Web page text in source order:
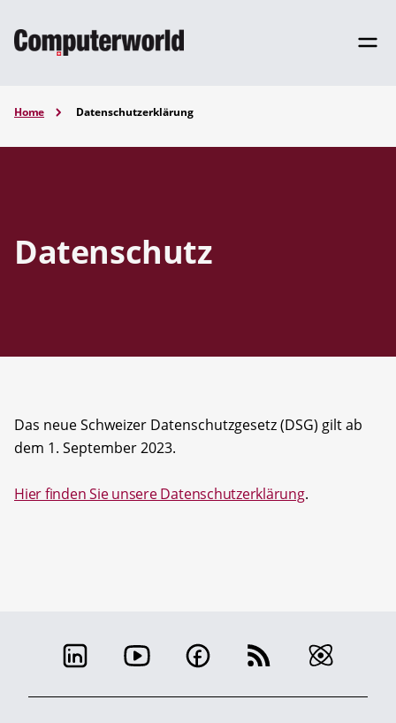
Home Datenschutzerklärung
Datenschutz
Das neue Schweizer Datenschutzgesetz (DSG) gilt ab
dem 1. September 2023.
Hier finden Sie unsere Datenschutzerklärung.